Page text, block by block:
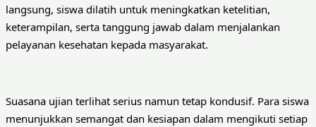
langsung, siswa dilatih untuk meningkatkan ketelitian,
keterampilan, serta tanggung jawab dalam menjalankan
pelayanan kesehatan kepada masyarakat.
Suasana ujian terlihat serius namun tetap kondusif. Para siswa
menunjukkan semangat dan kesiapan dalam mengikuti setiap